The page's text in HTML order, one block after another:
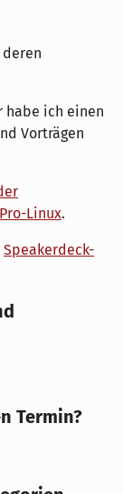
habe ich einen
Vorträgen
Linux.
Speakerdeck-
Termin?